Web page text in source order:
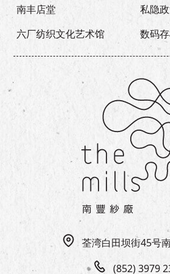
荃湾白田坝街45号
(852) 3979
南丰店堂
六厂纺织文化艺术馆
私隐
数码